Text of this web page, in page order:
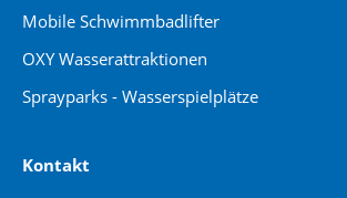
Mobile Schwimmbadlifter
OXY Wasserattraktionen
Sprayparks - Wasserspielplätze
Kontakt